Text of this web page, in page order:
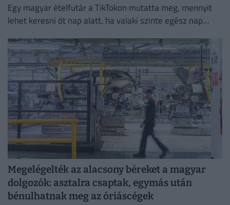
Egy magyar ételfutár a TikTokon mutatta meg, mennyit
lehet keresni öt nap alatt, ha valaki szinte egész nap
Megelégelték az alacsony béreket a magyar
dolgozók: asztalra csaptak, egymás után
bénulhatnak meg az óriáscégek